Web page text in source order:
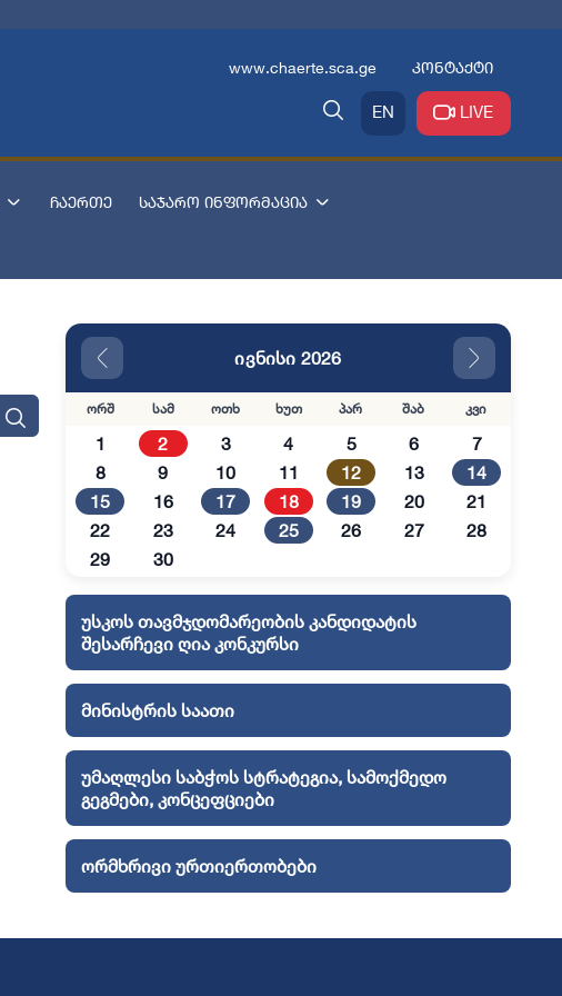
www.chaerte.sca.ge კონტაქტი
EN LIVE
ჩაერთე საჯარო ინფორმაცია
ივნისი 2026
ორშ სამ ოთხ ხუთ პარ შაბ კვი
1 2 3 4 5 6
7
8
9 10 11 12 13
14
15
16 17 18 19 20
21
22
23 24 25 26 27
28
29
30
უსკოს თავმჯდომარეობის კანდიდატის
შესარჩევი ღია კონკურსი
მინისტრის საათი
უმაღლესი საბჭოს სტრატეგია, სამოქმედო
გეგმები, კონცეფციები
ორმხრივი ურთიერთობები